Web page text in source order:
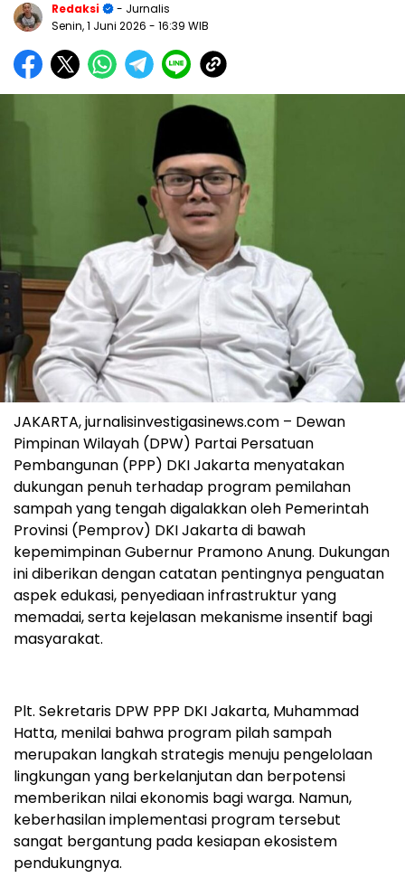
Redaksi
- Jurnalis
Senin, 1 Juni 2026 - 16:39 WIB
JAKARTA, jurnalisinvestigasinews.com – Dewan
Pimpinan Wilayah (DPW) Partai Persatuan
Pembangunan (PPP) DKI Jakarta menyatakan
dukungan penuh terhadap program pemilahan
sampah yang tengah digalakkan oleh Pemerintah
Provinsi (Pemprov) DKI Jakarta di bawah
kepemimpinan Gubernur Pramono Anung. Dukungan
ini diberikan dengan catatan pentingnya penguatan
aspek edukasi, penyediaan infrastruktur yang
memadai, serta kejelasan mekanisme insentif bagi
masyarakat.
Plt. Sekretaris DPW PPP DKI Jakarta, Muhammad
Hatta, menilai bahwa program pilah sampah
merupakan langkah strategis menuju pengelolaan
lingkungan yang berkelanjutan dan berpotensi
memberikan nilai ekonomis bagi warga. Namun,
keberhasilan implementasi program tersebut
sangat bergantung pada kesiapan ekosistem
pendukungnya.